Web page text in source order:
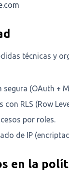
técnicas y
(OAuth +
con RLS (Row
por roles.
de IP
en la